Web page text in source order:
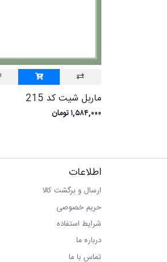
ماربل شیت کد 215
۱,۵۸۴,۰۰۰ تومان
اطلاعات
ارسال و برگشت کالا
حریم خصوصی
شرایط استفاده
درباره ما
تماس با ما